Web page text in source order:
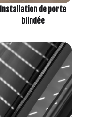
Installation de porte
blindée